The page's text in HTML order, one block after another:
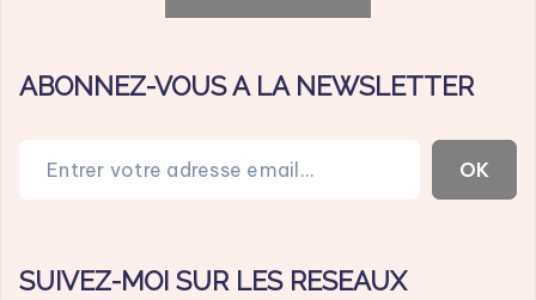
ABONNEZ-VOUS A LA NEWSLETTER
OK
SUIVEZ-MOI SUR LES RESEAUX